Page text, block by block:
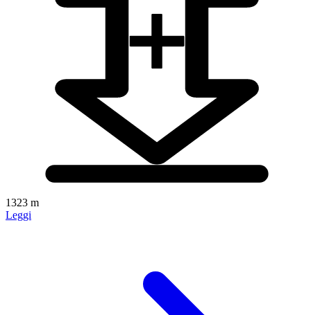
1323 m
Leggi